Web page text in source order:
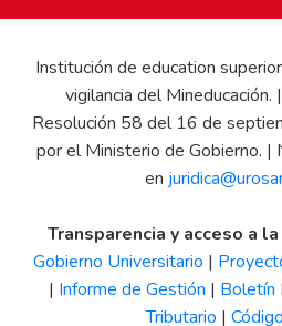
Institución de education
vigilancia del Mineducación.
Resolución 58 del 16 de
por el Ministerio de Gobierno. |
en
Transparencia y acceso a
Gobierno Universitario |
| Informe de Gestión | Boletín
Tributario |